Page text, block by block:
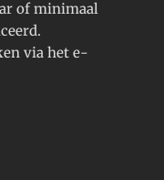
of minimaal
via het e-